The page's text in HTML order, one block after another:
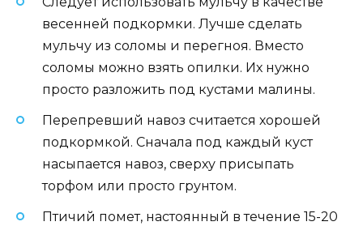
весенней подкормки. Лучше сделать
мульчу из соломы и перегноя. Вместо
соломы можно взять опилки. Их нужно
просто разложить под кустами малины.
Перепревший навоз считается хорошей
подкормкой. Сначала под каждый куст
насыпается навоз, сверху присыпать
торфом или просто грунтом.
Птичий помет, настоянный в течение 15-20